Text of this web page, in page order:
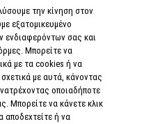
την κίνηση στον
εξατομικευμένο
ενδιαφερόντων σας και
Μπορείτε να
με τα cookies ή να
με αυτά, κάνοντας
οποιαδήποτε
Μπορείτε να κάνετε κλικ
ή να